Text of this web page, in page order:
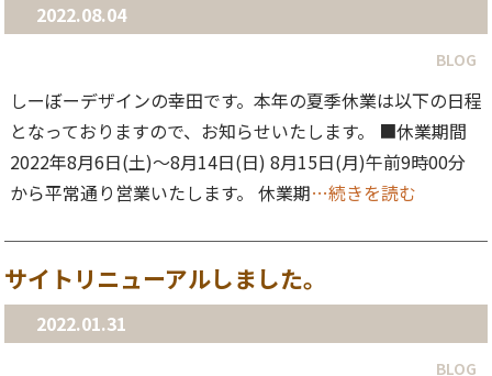
2022.08.04
BLOG
しーぼーデザインの幸田です。本年の夏季休業は以下の日程
となっておりますので、お知らせいたします。 ■休業期間
2022年8月6日(土)〜8月14日(日) 8月15日(月)午前9時00分
から平常通り営業いたします。 休業期…続きを読む
サイトリニューアルしました。
2022.01.31
BLOG